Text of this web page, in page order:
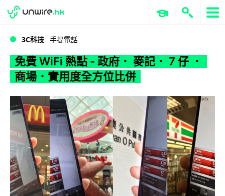
WWDC 2026 ERP 與商業 AI
3C科技 手提電話
免費 WiFi 熱點 - 政府． 麥記． 7 仔 ．
商場．實用度全方位比併